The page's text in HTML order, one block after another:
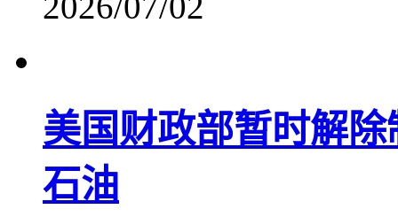
美国财政部暂时解
石油